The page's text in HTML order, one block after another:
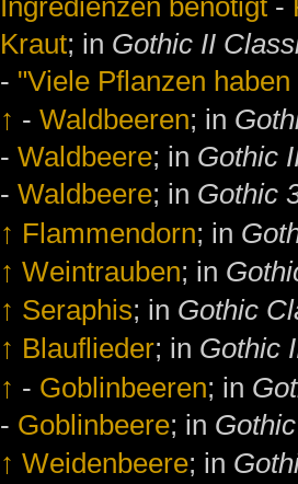
Ingredienzen benötigt -
Kraut; in Gothic II
- "Viele Pflanzen
↑ -Waldbeeren; in
-Waldbeere; in Gothic
-Waldbeere; in Gothic
↑ Flammendorn; in
↑ Weintrauben; in
↑ Seraphis; in Gothic
↑ Blauflieder; in Gothic
↑ - Goblinbeeren; in
- Goblinbeere; in
↑ Weidenbeere; in